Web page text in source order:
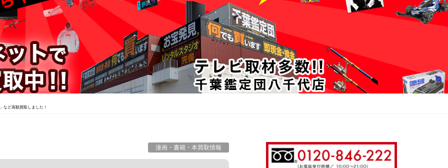
など高額買取しました！
漫画・書籍・本買取情報